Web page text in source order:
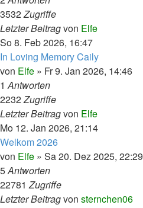
3532Zugriffe
Letzter Beitragvon Elfe
So 8. Feb 2026, 16:47
In Loving Memory Caily
von Elfe » Fr 9. Jan 2026, 14:46
1Antworten
2232Zugriffe
Letzter Beitragvon Elfe
Mo 12. Jan 2026, 21:14
Welkom 2026
von Elfe » Sa 20. Dez 2025, 22:29
5Antworten
22781Zugriffe
Letzter Beitragvon sternchen06